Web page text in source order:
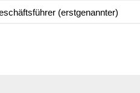
(erstgenannter)